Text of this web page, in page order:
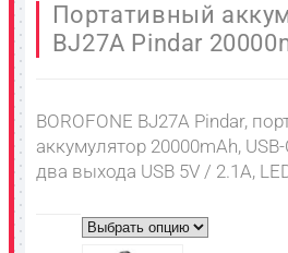
Портативный
BJ27A Pindar
BOROFONE BJ27A Pindar,
аккумулятор 20000mAh,
два выхода USB 5V / 2.1A,